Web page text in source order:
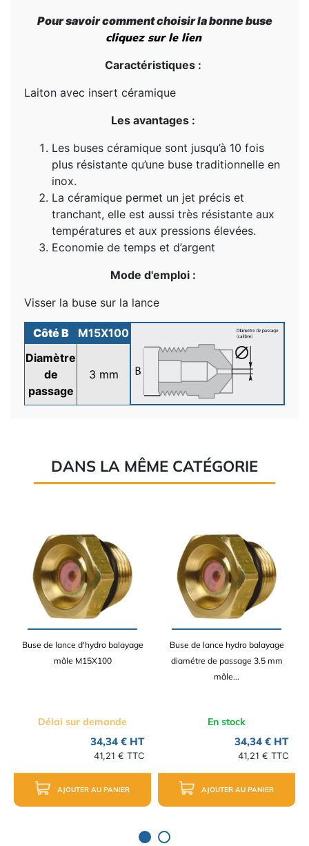
Pour savoir comment choisir la bonne buse
cliquez sur le lien
Caractéristiques :
Laiton avec insert céramique
Les avantages :
Les buses céramique sont jusqu’à 10 fois
plus résistante qu’une buse traditionnelle en
inox.
La céramique permet un jet précis et
tranchant, elle est aussi très résistante aux
températures et aux pressions élevées.
Economie de temps et d’argent
Mode d'emploi :
Visser la buse sur la lance
Côté B
M15X100
Diamètre
de
passage
3 mm
DANS LA MÊME CATÉGORIE
Buse de lance d'hydro balayage
mâle M15X100
Délai sur demande
34,34 € HT
41,21 € TTC
AJOUTER AU PANIER
Buse de lance hydro balayage
diamétre de passage 3.5 mm
mâle...
En stock
34,34 € HT
41,21 € TTC
AJOUTER AU PANIER